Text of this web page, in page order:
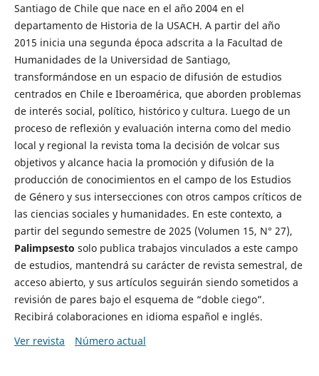
Santiago de Chile que nace en el año 2004 en el
departamento de Historia de la USACH. A partir del año
2015 inicia una segunda época adscrita a la Facultad de
Humanidades de la Universidad de Santiago,
transformándose en un espacio de difusión de estudios
centrados en Chile e Iberoamérica, que aborden problemas
de interés social, político, histórico y cultura. Luego de un
proceso de reflexión y evaluación interna como del medio
local y regional la revista toma la decisión de volcar sus
objetivos y alcance hacia la promoción y difusión de la
producción de conocimientos en el campo de los Estudios
de Género y sus intersecciones con otros campos críticos de
las ciencias sociales y humanidades. En este contexto, a
partir del segundo semestre de 2025 (Volumen 15, N° 27),
Palimpsesto solo publica trabajos vinculados a este campo
de estudios, mantendrá su carácter de revista semestral, de
acceso abierto, y sus artículos seguirán siendo sometidos a
revisión de pares bajo el esquema de “doble ciego”.
Recibirá colaboraciones en idioma español e inglés.
Ver revista
Número actual